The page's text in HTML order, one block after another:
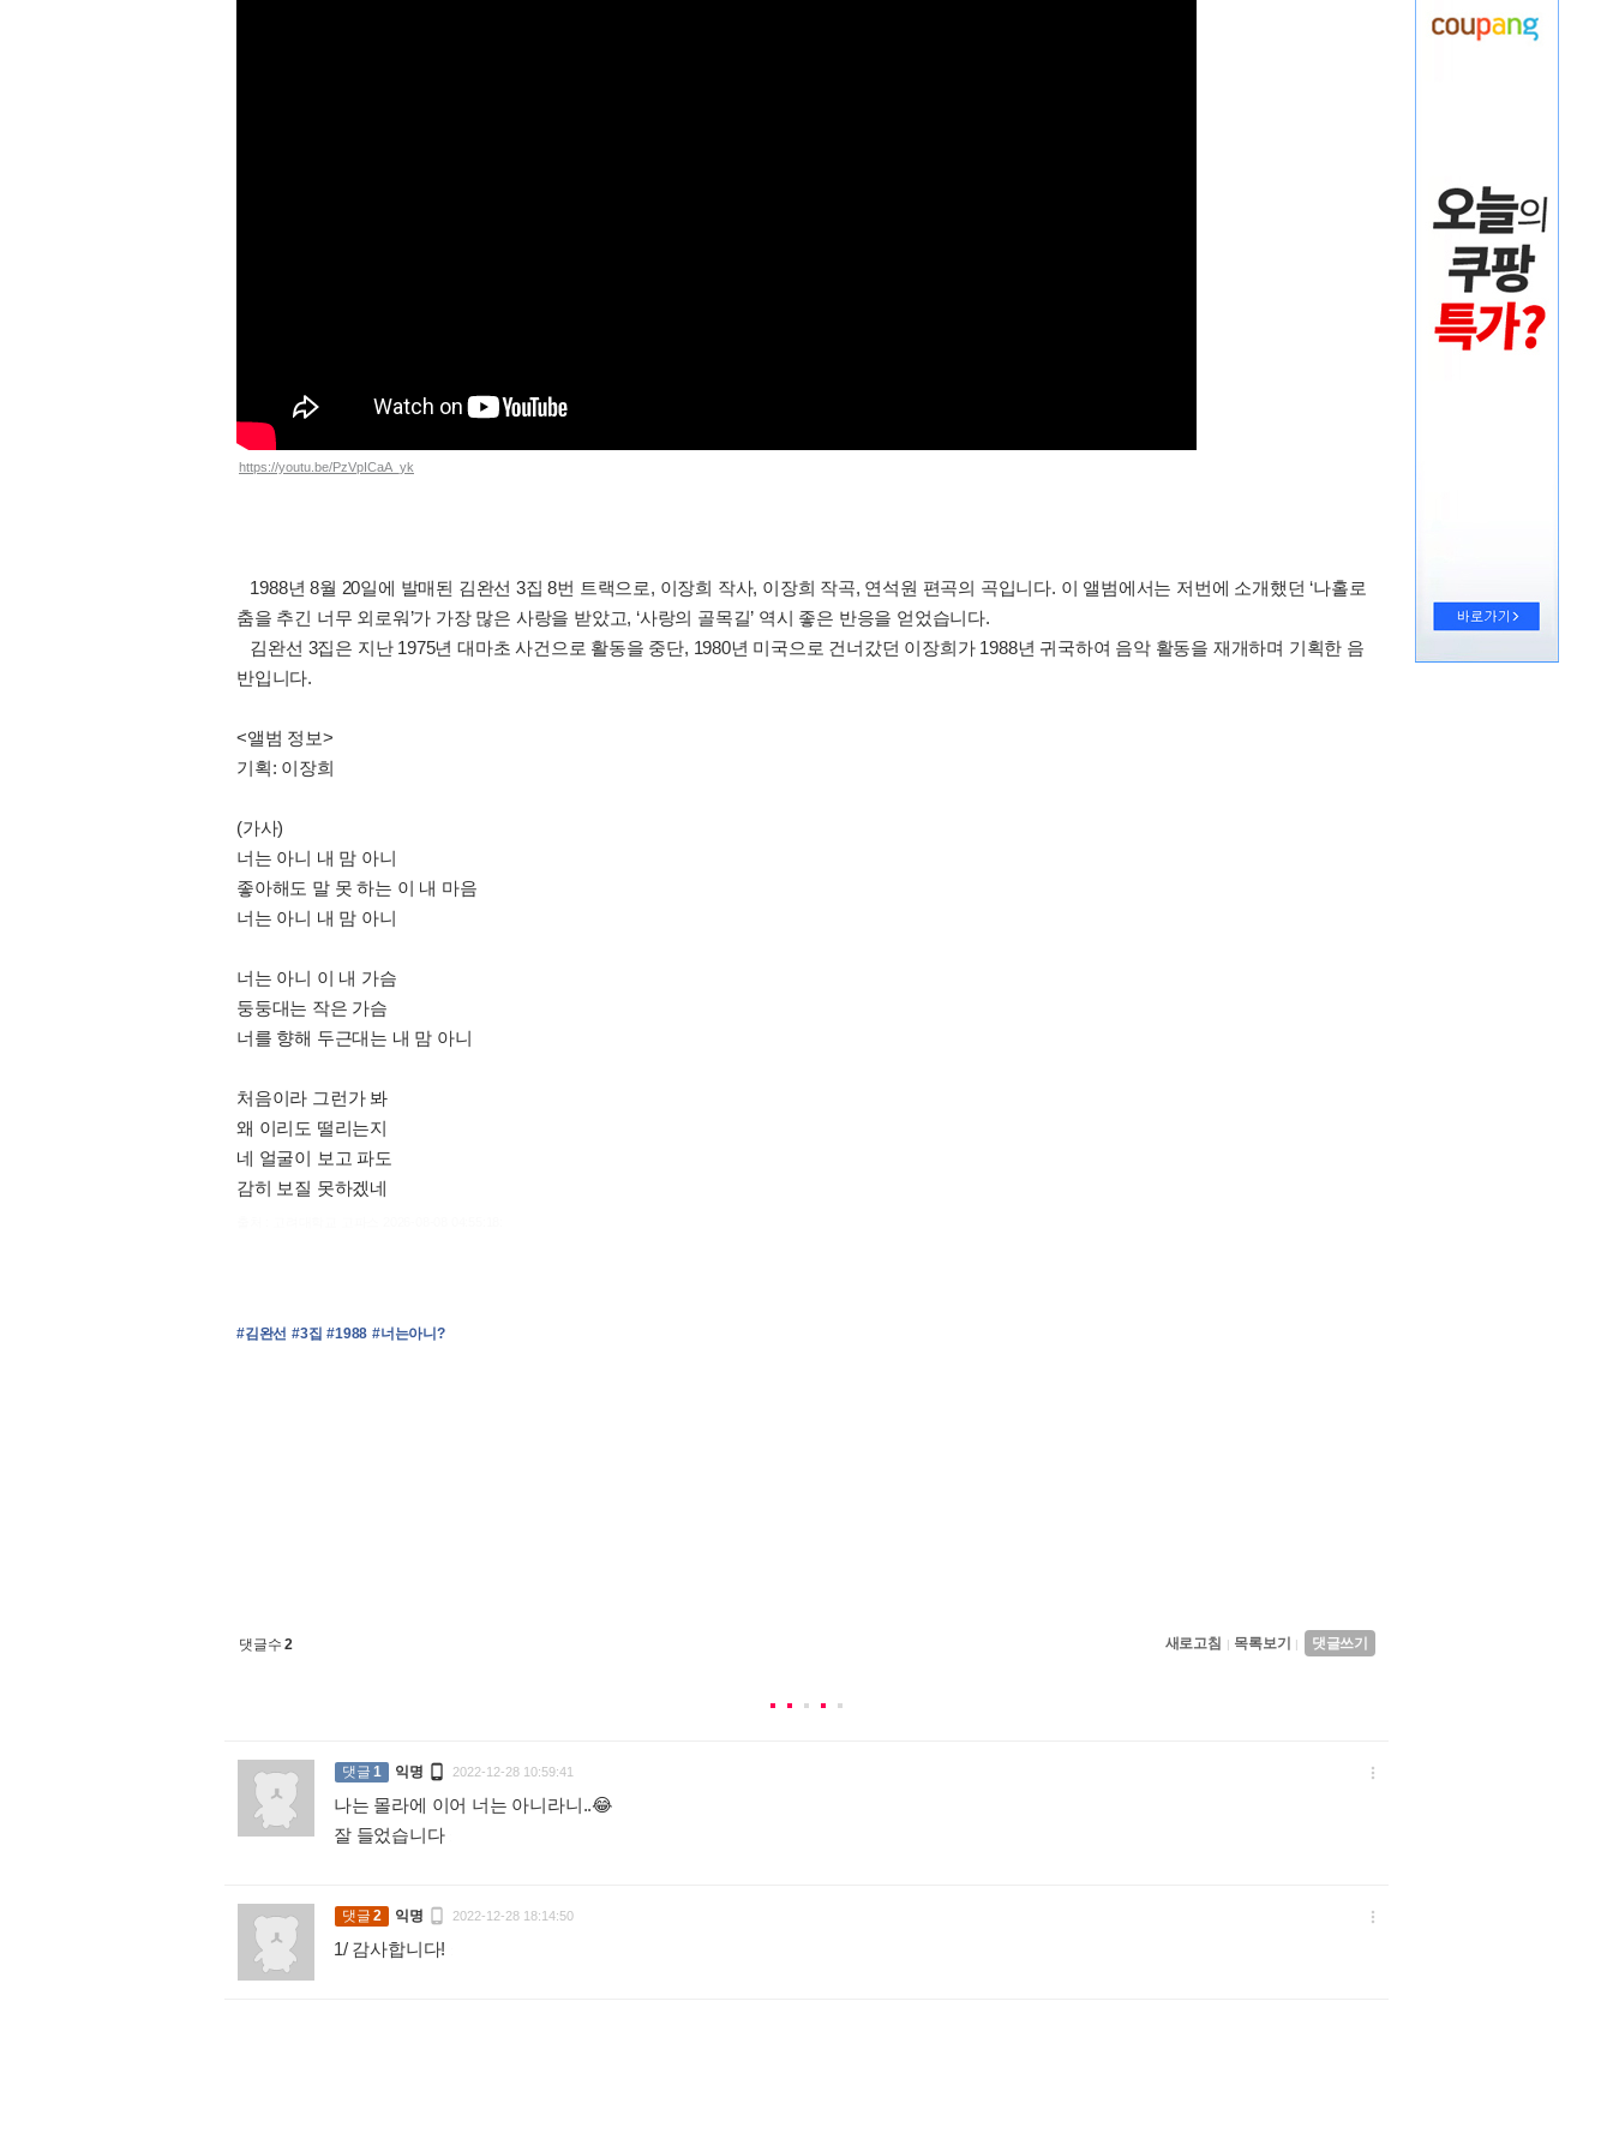
https://youtu.be/PzVpICaA_yk
1988년 8월 20일에 발매된 김완선 3집 8번 트랙으로, 이장희 작사, 이장희 작곡, 연석원 편곡의 곡입니다. 이 앨범에서는 저번에 소개했던 ‘나홀로
춤을 추긴 너무 외로워’가 가장 많은 사랑을 받았고, ‘사랑의 골목길’ 역시 좋은 반응을 얻었습니다.
김완선 3집은 지난 1975년 대마초 사건으로 활동을 중단, 1980년 미국으로 건너갔던 이장희가 1988년 귀국하여 음악 활동을 재개하며 기획한 음
반입니다.
<앨범 정보>
기획: 이장희
(가사)
너는 아니 내 맘 아니
좋아해도 말 못 하는 이 내 마음
너는 아니 내 맘 아니
너는 아니 이 내 가슴
둥둥대는 작은 가슴
너를 향해 두근대는 내 맘 아니
처음이라 그런가 봐
왜 이리도 떨리는지
네 얼굴이 보고 파도
감히 보질 못하겠네
#김완선 #3집 #1988 #너는아니?
댓글수2 새로고침 | 목록보기 | 댓글쓰기
댓글1 익명  2022-12-28 10:59:41
나는 몰라에 이어 너는 아니라니..😂
잘 들었습니다

댓글2 익명  2022-12-28 18:14:50
1/ 감사합니다!
